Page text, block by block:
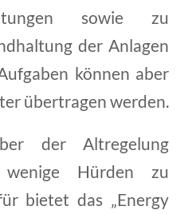
sowie zu
der Anlagen
können aber
übertragen werden.
der Altregelung
Hürden zu
bietet das „Energy